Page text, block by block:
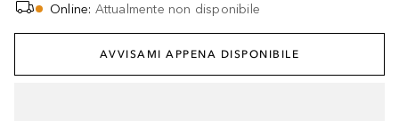
Online: Attualmente non disponibile
AVVISAMI APPENA DISPONIBILE